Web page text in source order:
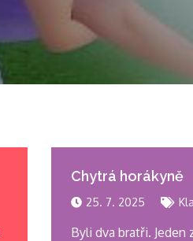
Chytrá horákyně
25. 7. 2025
Byli dva bratři.